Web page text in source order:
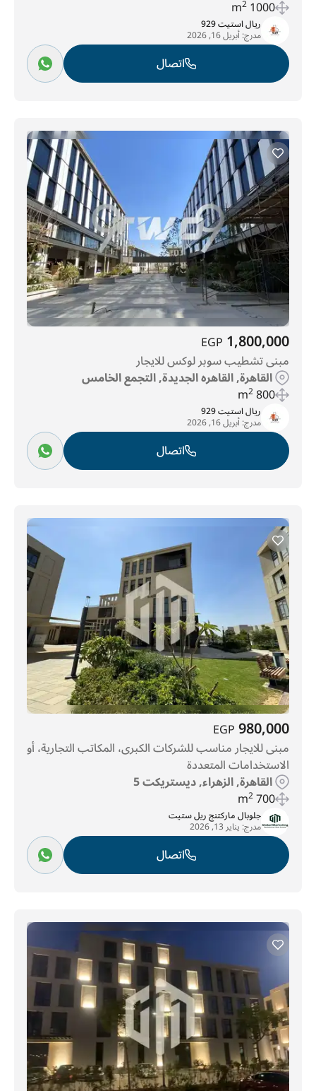
1000 m
2
ريال استيت 929
مدرج:أبريل 16, 2026
اتصال
1,800,000
EGP
مبنى تشطيب سوبر لوكس للايجار
القاهرة, القاهره الجديدة, التجمع الخامس
800 m
2
ريال استيت 929
مدرج:أبريل 16, 2026
اتصال
980,000
EGP
مبنى للايجار مناسب للشركات الكبرى، المكاتب التجارية، أو
الاستخدامات المتعددة
القاهرة, الزهراء, ديستريكت 5
700 m
2
جلوبال ماركتنج ريل ستيت
مدرج: يناير 13, 2026
اتصال